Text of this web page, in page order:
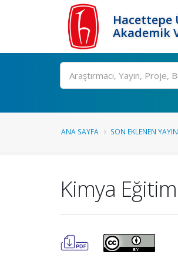
Hacettepe
Akademik
Ara
ANA SAYFA SON EKLENEN
Kimya